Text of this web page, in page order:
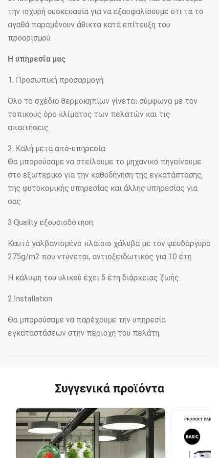
την ισχυρή συσκευασία για να εξασφαλίσουμε ότι τα το
αγαθά παραμένουν άθικτα κατά επίτευξη του
προορισμού.
Η υπηρεσία μας
1. Προσωπική προσαρμογή:
Όλο το σχέδιο θερμοκηπίων γίνεται σύμφωνα με τον
τοπικούς όρο κλίματος των πελατών και τις
απαιτήσεις.
2. Καλή μετά από-υπηρεσία:
Θα μπορούσαμε να στείλουμε το μηχανικό πηγαίνουμε
στο εξωτερικό για την καθοδήγηση της εγκατάστασης,
της φυτοκομικής υπηρεσίας και άλλης υπηρεσίας για
σας.
3.Quality εξουσιοδότηση:
Καυτό γαλβανισμένο πλαίσιο χάλυβα με τον ψευδάργυρο
275g/m2 που ντύνεται, αντιοξειδωτικός για 10 έτη
Η κάλυψη του υλικού έχει 5 έτη διάρκειας ζωής.
2.Installation
Θα μπορούσαμε να παρέχουμε την υπηρεσία
εγκαταστάσεων στην περιοχή του πελάτη.
Συγγενικά προϊόντα